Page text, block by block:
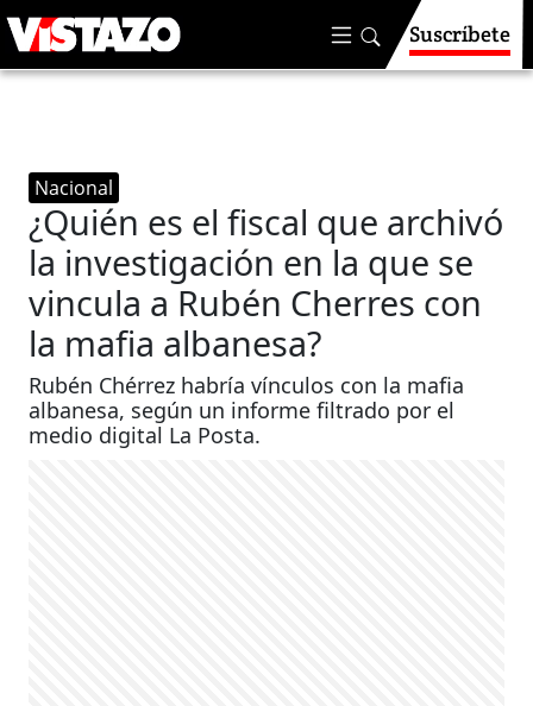
Suscríbete
Nacional
¿Quién es el fiscal que archivó
la investigación en la que se
vincula a Rubén Cherres con
la mafia albanesa?
Rubén Chérrez habría vínculos con la mafia
albanesa, según un informe filtrado por el
medio digital La Posta.